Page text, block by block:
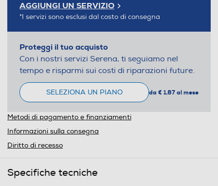
AGGIUNGI UN SERVIZIO
*I servizi sono esclusi dal costo di consegna
Proteggi il tuo acquisto
Con i nostri servizi Serena, ti seguiamo nel
tempo e risparmi sui costi di riparazioni future.
SELEZIONA UN PIANO da € 1,87 al mese
Metodi di pagamento e finanziamenti
Informazioni sulla consegna
Diritto di recesso
Specifiche tecniche